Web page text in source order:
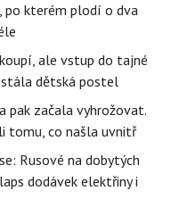
po kterém plodí o dva
ale vstup do tajné
dětská postel
pak začala vyhrožovat.
tomu, co našla uvnitř
Rusové na dobytých
dodávek elektřiny i